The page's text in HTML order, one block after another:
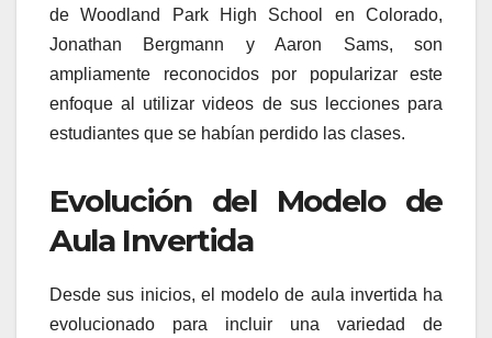
de Woodland Park High School en Colorado,
Jonathan Bergmann y Aaron Sams, son
ampliamente reconocidos por popularizar este
enfoque al utilizar videos de sus lecciones para
estudiantes que se habían perdido las clases.
Evolución del Modelo de
Aula Invertida
Desde sus inicios, el modelo de aula invertida ha
evolucionado para incluir una variedad de